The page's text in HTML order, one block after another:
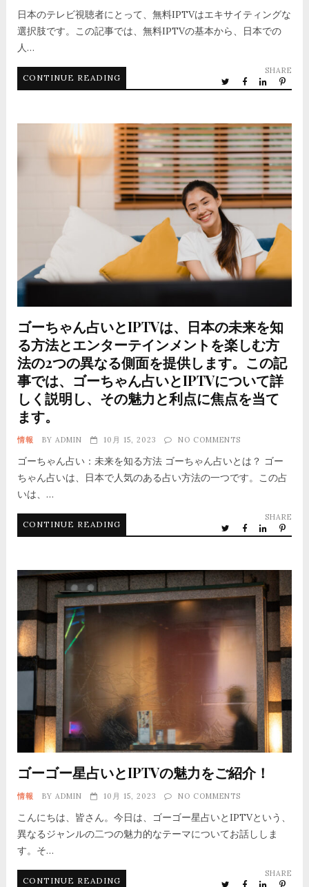
日本のテレビ視聴者にとって、無料IPTVはエキサイティングな
選択肢です。この記事では、無料IPTVの基本から、日本での
人…
CONTINUE READING
SHARE
ゴーちゃん占いとIPTVは、日本の未来を知
る方法とエンターテインメントを楽しむ方
法の2つの異なる側面を提供します。この記
事では、ゴーちゃん占いとIPTVについて詳
しく説明し、その魅力と利点に焦点を当て
ます。
情報 BY ADMIN 10月 15, 2023 NO COMMENTS
ゴーちゃん占い：未来を知る方法 ゴーちゃん占いとは？ ゴー
ちゃん占いは、日本で人気のある占い方法の一つです。この占
いは、…
CONTINUE READING
SHARE
ゴーゴー星占いとIPTVの魅力をご紹介！
情報 BY ADMIN 10月 15, 2023 NO COMMENTS
こんにちは、皆さん。今日は、ゴーゴー星占いとIPTVという、
異なるジャンルの二つの魅力的なテーマについてお話ししま
す。そ…
CONTINUE READING
SHARE